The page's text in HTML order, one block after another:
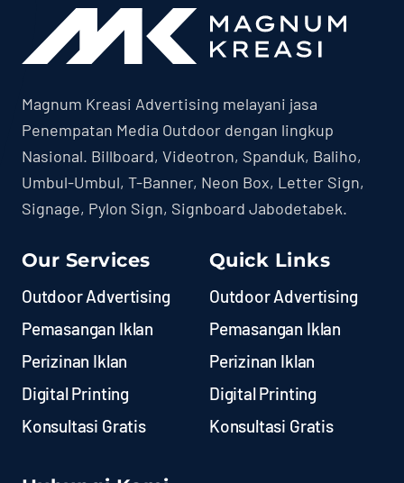
Magnum Kreasi Advertising melayani jasa
Penempatan Media Outdoor dengan lingkup
Nasional. Billboard, Videotron, Spanduk, Baliho,
Umbul-Umbul, T-Banner, Neon Box, Letter Sign,
Signage, Pylon Sign, Signboard Jabodetabek.
Our Services
Outdoor Advertising
Pemasangan Iklan
Perizinan Iklan
Digital Printing
Konsultasi Gratis
Quick Links
Outdoor Advertising
Pemasangan Iklan
Perizinan Iklan
Digital Printing
Konsultasi Gratis